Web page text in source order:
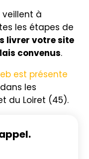
veillent à
les étapes de
livrer votre site
convenus.
est présente
dans les
du Loiret (45).